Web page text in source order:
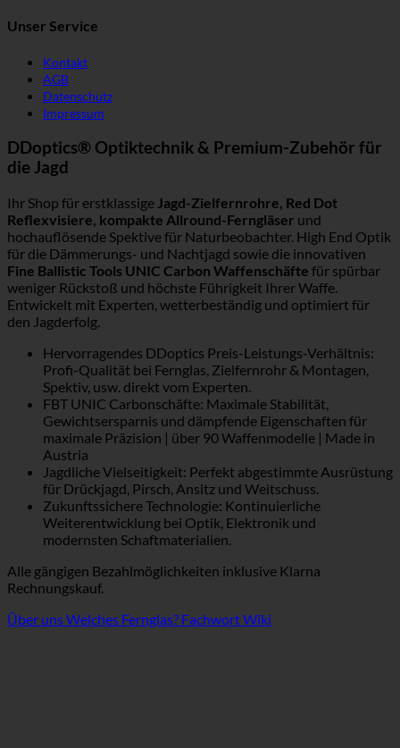
Unser Service
Kontakt
AGB
Datenschutz
Impressum
DDoptics® Optiktechnik & Premium-Zubehör für
die Jagd
Ihr Shop für erstklassige Jagd-Zielfernrohre, Red Dot
Reflexvisiere, kompakte Allround-Ferngläser und
hochauflösende Spektive für Naturbeobachter. High End Optik
für die Dämmerungs- und Nachtjagd sowie die innovativen
Fine Ballistic Tools UNIC Carbon Waffenschäfte für spürbar
weniger Rückstoß und höchste Führigkeit Ihrer Waffe.
Entwickelt mit Experten, wetterbeständig und optimiert für
den Jagderfolg.
Hervorragendes DDoptics Preis-Leistungs-Verhältnis:
Profi-Qualität bei Fernglas, Zielfernrohr & Montagen,
Spektiv, usw. direkt vom Experten.
FBT UNIC Carbonschäfte: Maximale Stabilität,
Gewichtsersparnis und dämpfende Eigenschaften für
maximale Präzision | über 90 Waffenmodelle | Made in
Austria
Jagdliche Vielseitigkeit: Perfekt abgestimmte Ausrüstung
für Drückjagd, Pirsch, Ansitz und Weitschuss.
Zukunftssichere Technologie: Kontinuierliche
Weiterentwicklung bei Optik, Elektronik und
modernsten Schaftmaterialien.
Alle gängigen Bezahlmöglichkeiten inklusive Klarna
Rechnungskauf.
Über unsWelches Fernglas? Fachwort Wiki